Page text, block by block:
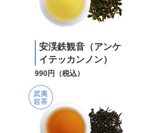
安渓鉄観音（アンケ
イテッカンノン）
990円（税込）